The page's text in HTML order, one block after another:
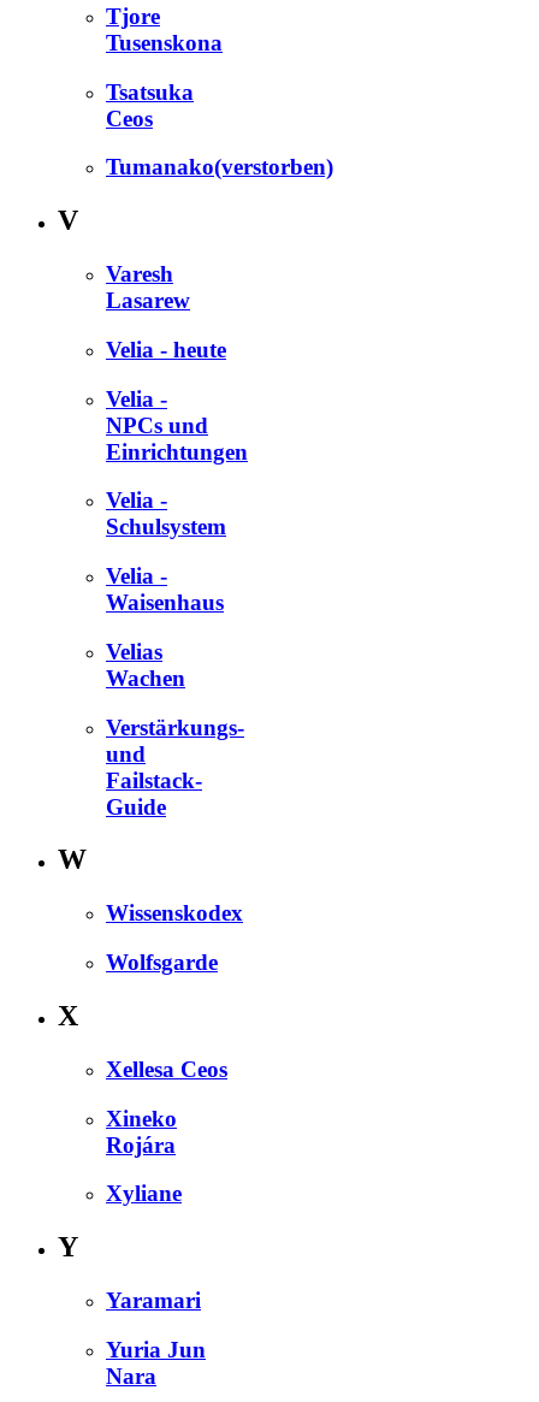
Tjore
Tusenskona
Tsatsuka
Ceos
Tumanako(verstorben)
V
Varesh
Lasarew
Velia - heute
Velia -
NPCs und
Einrichtungen
Velia -
Schulsystem
Velia -
Waisenhaus
Velias
Wachen
Verstärkungs-
und
Failstack-
Guide
W
Wissenskodex
Wolfsgarde
X
Xellesa Ceos
Xineko
Rojára
Xyliane
Y
Yaramari
Yuria Jun
Nara